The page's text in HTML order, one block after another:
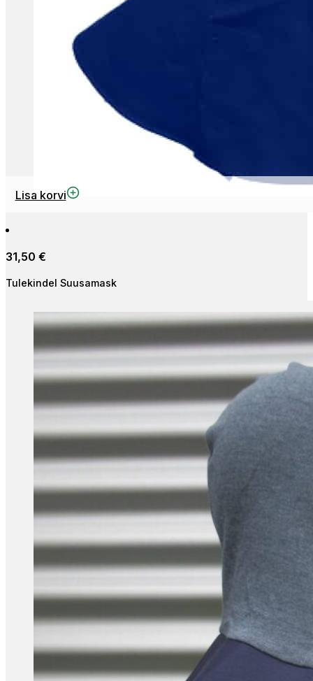
Lisa korvi
31,50 €
Tulekindel Suusamask